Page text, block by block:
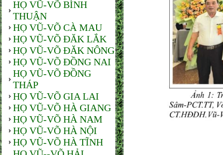
HỌ VŨ-VÕ BÌNH
THUẬN
HỌ VŨ-VÕ CÀ MAU
HỌ VŨ-VÕ ĐĂK LẮK
HỌ VŨ-VÕ ĐĂK NÔNG
HỌ VŨ-VÕ ĐỒNG NAI
HỌ VŨ-VÕ ĐỒNG
THÁP
HỌ VŨ-VÕ GIA LAI
HỌ VŨ-VÕ HÀ GIANG
HỌ VŨ-VÕ HÀ NAM
HỌ VŨ-VÕ HÀ NỘI
HỌ VŨ-VÕ HÀ TĨNH